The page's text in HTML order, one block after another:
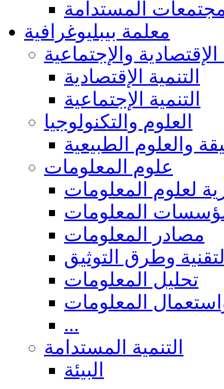
المستدامة
معلمة بيبليوغرافية
الإقتصادية والإجتماعية
التنمية الإقتصادية
التنمية الإجتماعية
العلوم والتكنولوجيا
والعلوم الطبيعية
علوم المعلومات
لعلوم المعلومات
المعلومات
مصادر المعلومات
وطرق التوثيق
تحليل المعلومات
المعلومات
...
التنمية المستدامة
البيئة